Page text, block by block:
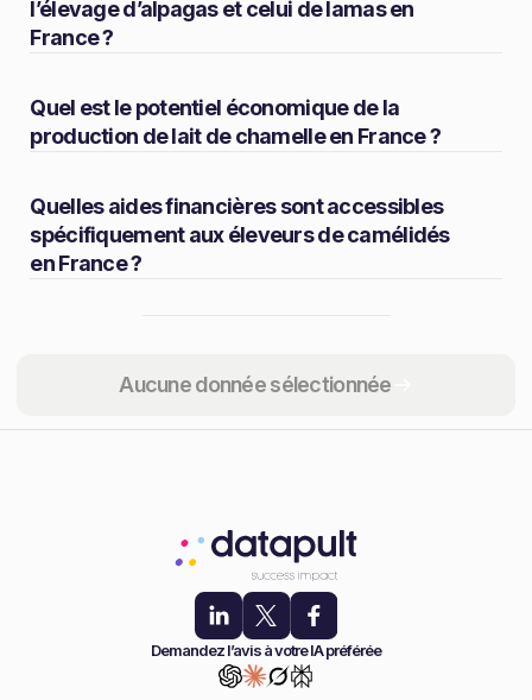
Aucune donnée sélectionnée
l’élevage d’alpagas et celui de lamas en
France ?
Quel est le potentiel économique de la
production de lait de chamelle en France ?
Quelles aides financières sont accessibles
spécifiquement aux éleveurs de camélidés
en France ?
Partager
Demandez l’avis à votre IA préférée